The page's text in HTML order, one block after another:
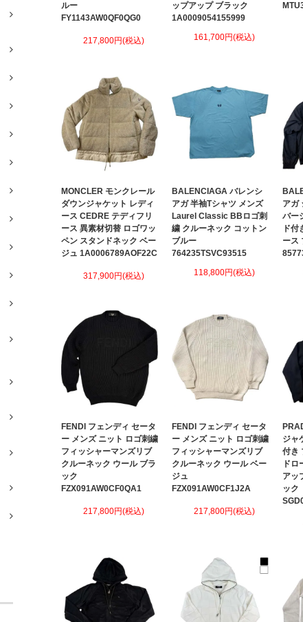
ルー
FY1143AW0QF0QG0
217,800円(税込)
ップアップ ブラック
1A0009054155999
161,700円(税込)
MONCLER モンクレール
ダウンジャケット レディ
ース CEDRE テディフリ
ース 異素材切替 ロゴワッ
ペン スタンドネック ベー
ジュ 1A0006789AOF22C
317,900円(税込)
BALENCIAGA バレンシ
アガ 半袖Tシャツ メンズ
Laurel Classic BBロゴ刺
繍 クルーネック コットン
ブルー
764235TSVC93515
118,800円(税込)
アガ
バー
ド
ース
FENDI フェンディ セータ
ー メンズ ニット ロゴ刺繍
フィッシャーマンズリブ
クルーネック ウール ブラ
ック
FZX091AW0CF0QA1
217,800円(税込)
FENDI フェンディ セータ
ー メンズ ニット ロゴ刺繍
フィッシャーマンズリブ
クルーネック ウール ベー
ジュ
FZX091AW0CF1J2A
217,800円(税込)
ジャ
付き
ド
アッ
ック